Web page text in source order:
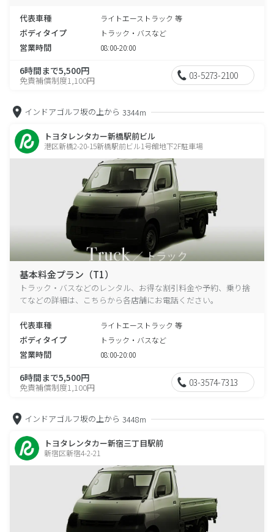
代表車種 ライトエーストラック 等
ボディタイプ トラック・バスなど
営業時間 08:00-20:00
6時間まで5,500円
免責補償制度1,100円 03-5273-2100
インドアゴルフ坂の上から 3344m
トヨタレンタカー新橋駅前ビル
港区新橋2-20-15新橋駅前ビル1号館地下2F駐車場
基本料金プラン（T1）
トラック・バスなどのレンタル、お得な割引料金や予約、乗り捨
てなどの詳細は、こちらから各店舗にお電話ください。
代表車種 ライトエーストラック 等
ボディタイプ トラック・バスなど
営業時間 08:00-20:00
6時間まで5,500円
免責補償制度1,100円 03-3574-7313
インドアゴルフ坂の上から 3448m
トヨタレンタカー新宿三丁目駅前
新宿区新宿4-2-21